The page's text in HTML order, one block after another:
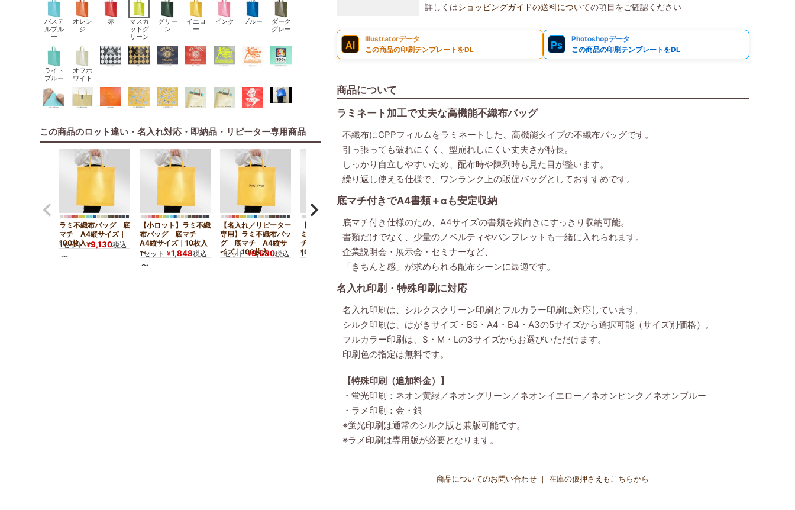
パステ
ルブル
ー
オレン
ジ
赤
マスカ
ットグ
リーン
グリー
ン
イエロ
ー
ピンク ブルー
ダーク
グレー
ライト
ブルー
オフホ
ワイト
この商品のロット違い・名入れ対応・即納品・リピーター専用商品
ラミ不織布バッグ 底
マチ A4縦サイズ｜
100枚入～
1セット ¥9,130税込
〜
【小ロット】ラミ不織
布バッグ 底マチ
A4縦サイズ｜10枚入
～
1セット ¥1,848税込
〜
【名入れ／リピーター
専用】ラミ不織布バッ
グ 底マチ A4縦サ
イズ｜100枚入
1セット ¥9,680税込
【名入れ大ロット】ラ
ミ不織布バッグ 底マ
チ A4縦サイズ｜
100枚入～
1セット 9,130税込
詳しくはショッピングガイドの送料についての項目をご確認ください
Ai
Illustratorデータ
この商品の印刷テンプレートをDL
Ps
Photoshopデータ
この商品の印刷テンプレートをDL
商品について
ラミネート加工で丈夫な高機能不織布バッグ
不織布にCPPフィルムをラミネートした、高機能タイプの不織布バッグです。
引っ張っても破れにくく、型崩れしにくい丈夫さが特長。
しっかり自立しやすいため、配布時や陳列時も見た目が整います。
繰り返し使える仕様で、ワンランク上の販促バッグとしておすすめです。
底マチ付きでA4書類＋αも安定収納
底マチ付き仕様のため、A4サイズの書類を縦向きにすっきり収納可能。
書類だけでなく、少量のノベルティやパンフレットも一緒に入れられます。
企業説明会・展示会・セミナーなど、
「きちんと感」が求められる配布シーンに最適です。
名入れ印刷・特殊印刷に対応
名入れ印刷は、シルクスクリーン印刷とフルカラー印刷に対応しています。
シルク印刷は、はがきサイズ・B5・A4・B4・A3の5サイズから選択可能（サイズ別価格）。
フルカラー印刷は、S・M・Lの3サイズからお選びいただけます。
印刷色の指定は無料です。
【特殊印刷（追加料金）】
・蛍光印刷：ネオン黄緑／ネオングリーン／ネオンイエロー／ネオンピンク／ネオンブルー
・ラメ印刷：金・銀
※蛍光印刷は通常のシルク版と兼版可能です。
※ラメ印刷は専用版が必要となります。
商品についてのお問い合わせ ｜ 在庫の仮押さえもこちらから